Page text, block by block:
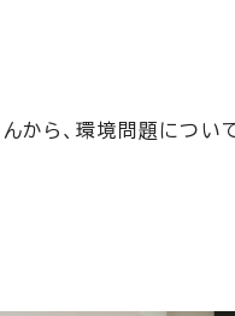
から、環境問題につい